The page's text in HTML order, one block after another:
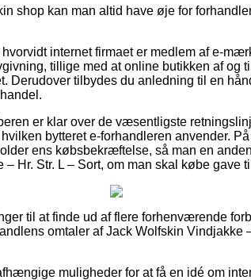
shop kan man altid have øje for
internet firmaet er medlem af e-
tillige med at online butikken af og
Derudover tilbydes du anledning til en
er klar over de væsentligste
bytteret e-forhandleren anvender.
ens købsbekræftelse, så man en
Hr. Str. L – Sort, om man skal købe gave
til at finde ud af flere forhenværende
omtaler af Jack Wolfskin Vindjakke
muligheder for at få en idé om